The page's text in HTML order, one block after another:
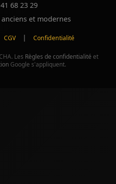
68 23 29
et modernes
CGV | Confidentialité
Les Règles de confidentialité et
Google s'appliquent.